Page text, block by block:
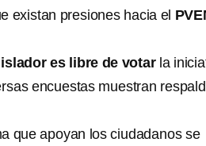
existan presiones hacia el
es libre de votarla
encuestas muestran
que apoyan los ciudadanos se